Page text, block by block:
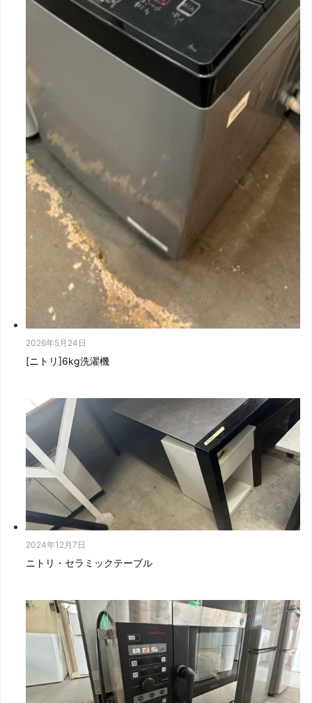
2026年5月24日
[ニトリ]6kg洗濯機
2024年12月7日
ニトリ・セラミックテーブル